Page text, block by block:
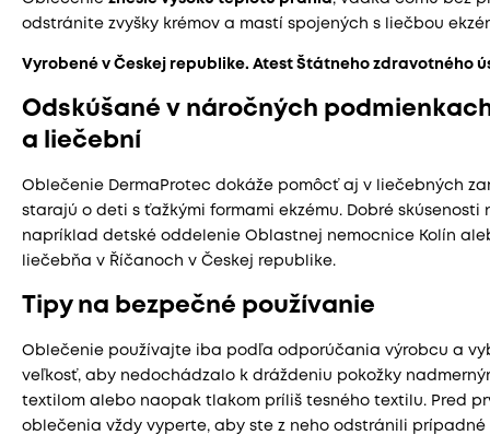
odstránite zvyšky krémov a mastí spojených s liečbou
Vyrobené v Českej republike. Atest Štátneho zdravotného
Odskúšané v náročných
a liečební
Oblečenie DermaProtec dokáže pomôcť aj v liečebných
starajú o deti s ťažkými formami ekzému. Dobré skúsenosti
napríklad detské oddelenie Oblastnej nemocnice Kolín
liečebňa v Říčanoch v Českej republike.
Tipy na bezpečné používanie
Oblečenie používajte iba podľa odporúčania výrobcu a
veľkosť, aby nedochádzalo k dráždeniu pokožky
textilom alebo naopak tlakom príliš tesného textilu. Pred
oblečenia vždy vyperte, aby ste z neho odstránili prípadné